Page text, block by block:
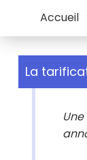
Accueil
La